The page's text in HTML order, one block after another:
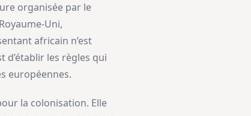
organisée par le
Uni,
africain n’est
d’établir les règles qui
européennes.
la colonisation. Elle